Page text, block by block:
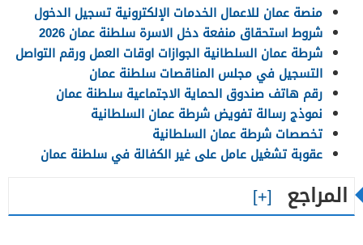
منصة عمان للاعمال الخدمات الإلكترونية تسجيل الدخول
شروط استحقاق منفعة دخل الاسرة سلطنة عمان 2026
شرطة عمان السلطانية الجوازات اوقات العمل ورقم التواصل
التسجيل في مجلس المناقصات سلطنة عمان
رقم هاتف صندوق الحماية الاجتماعية سلطنة عمان
نموذج رسالة تفويض شرطة عمان السلطانية
تخصصات شرطة عمان السلطانية
عقوبة تشغيل عامل على غير الكفالة في سلطنة عمان
المراجع